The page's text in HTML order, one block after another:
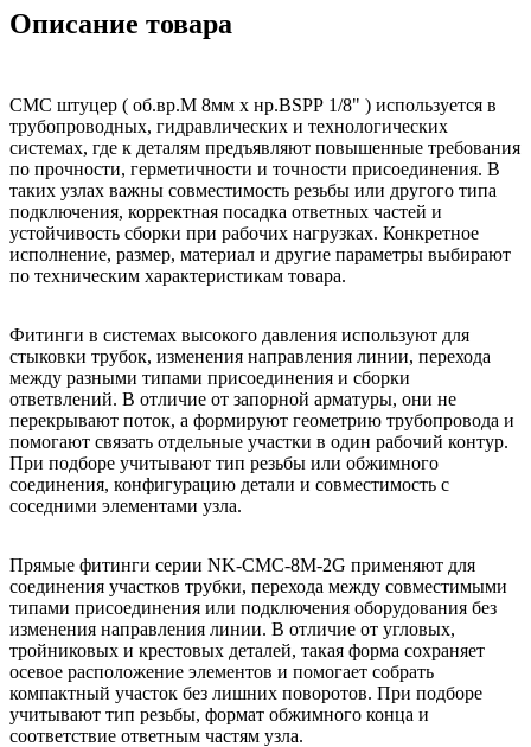
Описание товара
Прямые фитинги серии NK-CMC-8M-2G применяют для
соединения участков трубки, перехода между совместимыми
типами присоединения или подключения оборудования без
изменения направления линии. В отличие от угловых,
тройниковых и крестовых деталей, такая форма сохраняет
осевое расположение элементов и помогает собрать
компактный участок без лишних поворотов. При подборе
учитывают тип резьбы, формат обжимного конца и
соответствие ответным частям узла.
Фитинги в системах высокого давления используют для
стыковки трубок, изменения направления линии, перехода
между разными типами присоединения и сборки
ответвлений. В отличие от запорной арматуры, они не
перекрывают поток, а формируют геометрию трубопровода и
помогают связать отдельные участки в один рабочий контур.
При подборе учитывают тип резьбы или обжимного
соединения, конфигурацию детали и совместимость с
соседними элементами узла.
CMC штуцер ( об.вр.М 8мм x нр.BSPP 1/8" ) используется в
трубопроводных, гидравлических и технологических
системах, где к деталям предъявляют повышенные требования
по прочности, герметичности и точности присоединения. В
таких узлах важны совместимость резьбы или другого типа
подключения, корректная посадка ответных частей и
устойчивость сборки при рабочих нагрузках. Конкретное
исполнение, размер, материал и другие параметры выбирают
по техническим характеристикам товара.